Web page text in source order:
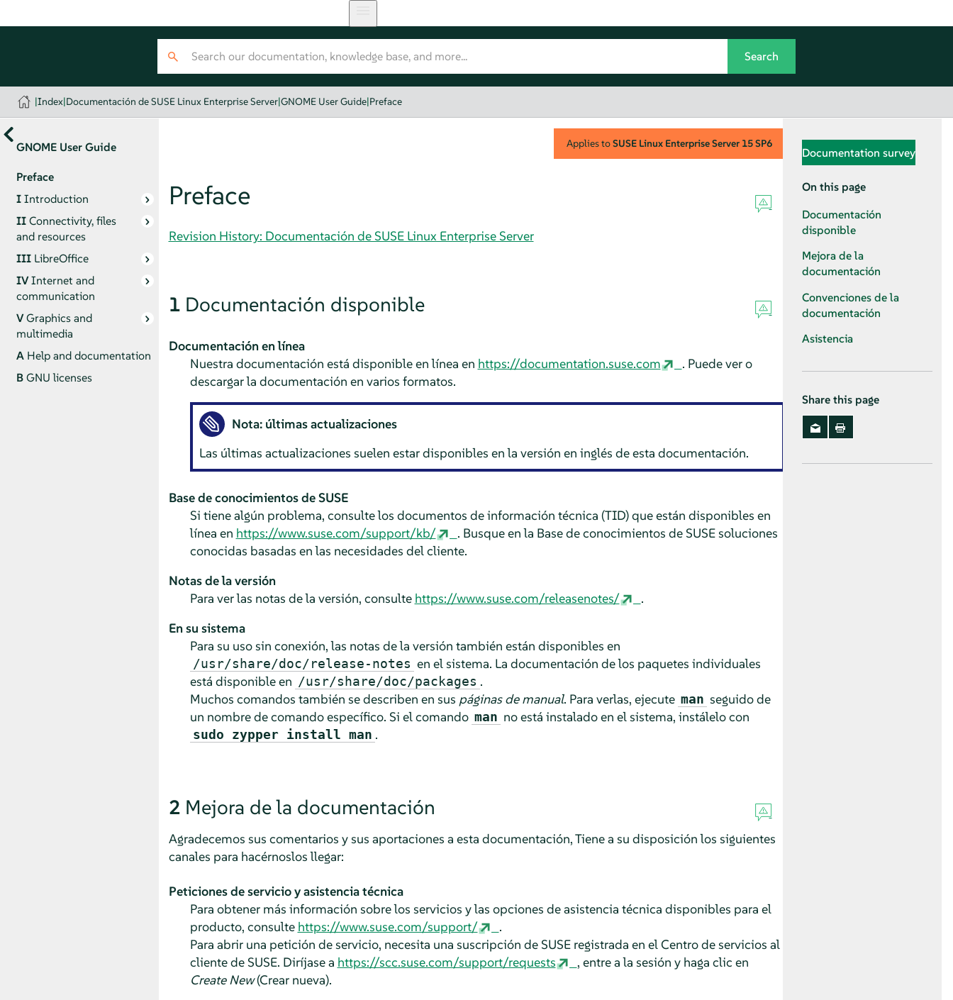
|Index|Documentación de SUSE Linux Enterprise Server|GNOME User Guide|Preface
GNOME User Guide
Preface
IIntroduction
IIConnectivity, files
and resources
III LibreOffice
IVInternet and
communication
VGraphics and
multimedia
A Help and documentation
BGNU licenses
Applies toSUSE Linux Enterprise Server 15 SP6
Preface
Revision History: Documentación de SUSE Linux Enterprise Server
1 Documentación disponible
Documentación en línea
Nuestra documentación está disponible en línea en https://documentation.suse.com
. Puede ver o
descargar la documentación en varios formatos.
Nota: últimas actualizaciones
Las últimas actualizaciones suelen estar disponibles en la versión en inglés de esta documentación.
Base de conocimientos de SUSE
Si tiene algún problema, consulte los documentos de información técnica (TID) que están disponibles en
línea en https://www.suse.com/support/kb/
. Busque en la Base de conocimientos de SUSE soluciones
conocidas basadas en las necesidades del cliente.
Notas de la versión
Para ver las notas de la versión, consulte https://www.suse.com/releasenotes/
.
En su sistema
Para su uso sin conexión, las notas de la versión también están disponibles en
/usr/share/doc/release-notes en el sistema. La documentación de los paquetes individuales
está disponible en /usr/share/doc/packages .
Muchos comandos también se describen en sus páginas de manual. Para verlas, ejecute man seguido de
un nombre de comando específico. Si el comando man no está instalado en el sistema, instálelo con
sudo zypper install man .
2 Mejora de la documentación
Agradecemos sus comentarios y sus aportaciones a esta documentación, Tiene a su disposición los siguientes
canales para hacérnoslos llegar:
Peticiones de servicio y asistencia técnica
Para obtener más información sobre los servicios y las opciones de asistencia técnica disponibles para el
producto, consulte https://www.suse.com/support/
.
Para abrir una petición de servicio, necesita una suscripción de SUSE registrada en el Centro de servicios al
cliente de SUSE. Diríjase a https://scc.suse.com/support/requests
, entre a la sesión y haga clic en
Create New(Crear nueva).
Documentation survey
On this page
Documentación
disponible
Mejora de la
documentación
Convenciones de la
documentación
Asistencia
Share this page